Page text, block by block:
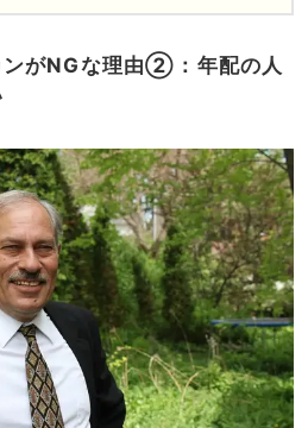
ンがNGな理由②：年配の人